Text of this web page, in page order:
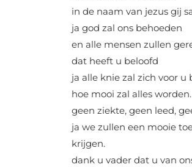
in de naam van jezus gij
ja god zal ons behoeden
en alle mensen zullen
dat heeft u beloofd
ja alle knie zal zich voor u
hoe mooi zal alles worden.
geen ziekte, geen leed,
ja we zullen een mooie
krijgen.
dank u vader dat u van